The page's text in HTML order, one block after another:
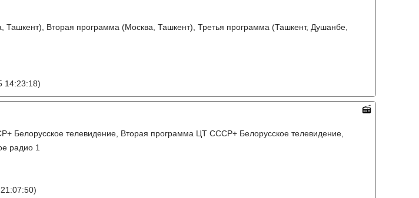
Ташкент), Вторая программа (Москва, Ташкент), Третья программа (Ташкент, Душанбе,
14:23:18)
Белорусское телевидение, Вторая программа ЦТ СССР+ Белорусское телевидение,
радио 1